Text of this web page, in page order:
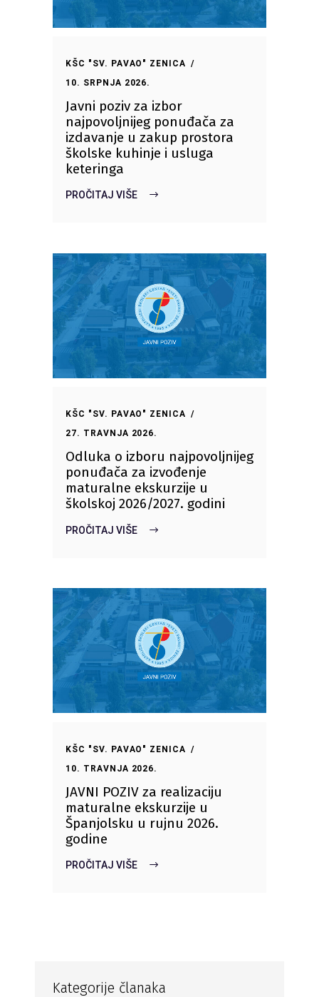
KŠC "SV. PAVAO" ZENICA
10. SRPNJA 2026.
Javni poziv za izbor
najpovoljnijeg ponuđača za
izdavanje u zakup prostora
školske kuhinje i usluga
keteringa
PROČITAJ VIŠE
KŠC "SV. PAVAO" ZENICA
27. TRAVNJA 2026.
Odluka o izboru najpovoljnijeg
ponuđača za izvođenje
maturalne ekskurzije u
školskoj 2026/2027. godini
PROČITAJ VIŠE
KŠC "SV. PAVAO" ZENICA
10. TRAVNJA 2026.
JAVNI POZIV za realizaciju
maturalne ekskurzije u
Španjolsku u rujnu 2026.
godine
PROČITAJ VIŠE
Kategorije članaka